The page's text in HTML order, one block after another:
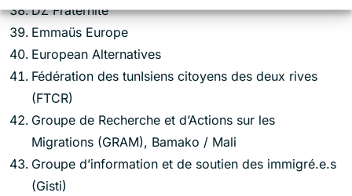
DZ Fraternité
Emmaüs Europe
European Alternatives
Fédération des tunIsiens citoyens des deux rives
(FTCR)
Groupe de Recherche et d’Actions sur les
Migrations (GRAM), Bamako / Mali
Groupe d’information et de soutien des immigré.e.s
(Gisti)